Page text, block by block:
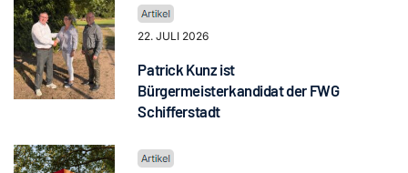
22. JULI 2026
Patrick Kunz ist
Bürgermeisterkandidat der FWG
Schifferstadt